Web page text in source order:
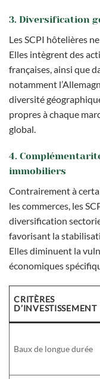
3. Diversification
Les SCPI hôtelières
Elles intègrent des
françaises, ainsi que
notamment
diversité
propres à chaque
global.
4.
immobiliers
Contrairement à
les commerces, les
diversification
favorisant la
Elles diminuent la
économiques
CRITÈRES
D’INVESTISSEMENT
Baux de longue durée